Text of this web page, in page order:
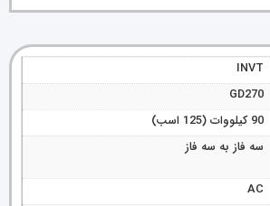
INVT
GD270
90 کیلووات (125 اسب)
سه فاز به سه فاز
AC